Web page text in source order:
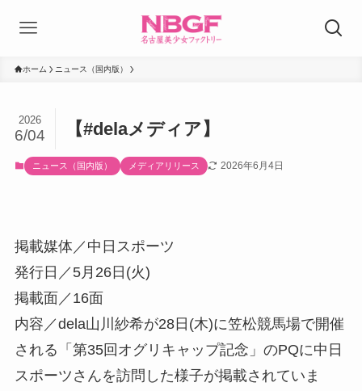
ホーム ニュース（国内版）
【#delaメディア】
2026
6/04
ニュース（国内版） メディアリリース 2026年6月4日
掲載媒体／中日スポーツ
発行日／5月26日(火)
掲載面／16面
内容／dela山川紗希が28日(木)に笠松競馬場で開催
される「第35回オグリキャップ記念」のPQに中日
スポーツさんを訪問した様子が掲載されていま